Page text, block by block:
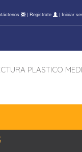
| Registrate | Iniciar
PLASTICO